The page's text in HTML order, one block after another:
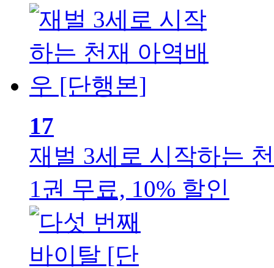
17
재벌 3세로 시작하는
1권 무료, 10% 할인